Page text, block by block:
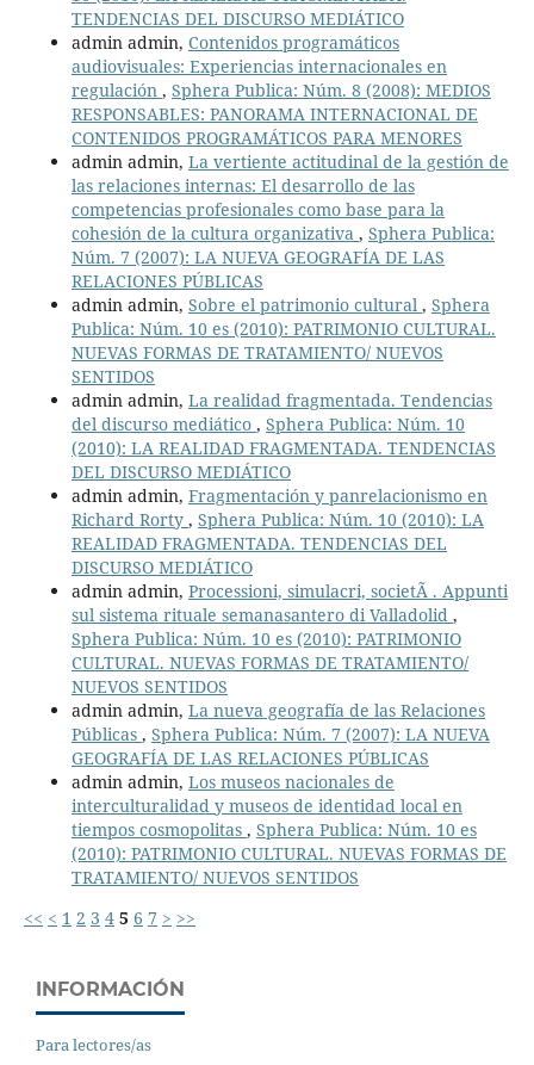
TENDENCIAS DEL DISCURSO MEDIÁTICO
admin admin, Contenidos programáticos
audiovisuales: Experiencias internacionales en
regulación , Sphera Publica: Núm. 8 (2008): MEDIOS
RESPONSABLES: PANORAMA INTERNACIONAL DE
CONTENIDOS PROGRAMÁTICOS PARA MENORES
admin admin, La vertiente actitudinal de la gestión de
las relaciones internas: El desarrollo de las
competencias profesionales como base para la
cohesión de la cultura organizativa , Sphera Publica:
Núm. 7 (2007): LA NUEVA GEOGRAFÍA DE LAS
RELACIONES PÚBLICAS
admin admin, Sobre el patrimonio cultural , Sphera
Publica: Núm. 10 es (2010): PATRIMONIO CULTURAL.
NUEVAS FORMAS DE TRATAMIENTO/ NUEVOS
SENTIDOS
admin admin, La realidad fragmentada. Tendencias
del discurso mediático , Sphera Publica: Núm. 10
(2010): LA REALIDAD FRAGMENTADA. TENDENCIAS
DEL DISCURSO MEDIÁTICO
admin admin, Fragmentación y panrelacionismo en
Richard Rorty , Sphera Publica: Núm. 10 (2010): LA
REALIDAD FRAGMENTADA. TENDENCIAS DEL
DISCURSO MEDIÁTICO
admin admin, Processioni, simulacri, societÃ . Appunti
sul sistema rituale semanasantero di Valladolid ,
Sphera Publica: Núm. 10 es (2010): PATRIMONIO
CULTURAL. NUEVAS FORMAS DE TRATAMIENTO/
NUEVOS SENTIDOS
admin admin, La nueva geografía de las Relaciones
Públicas , Sphera Publica: Núm. 7 (2007): LA NUEVA
GEOGRAFÍA DE LAS RELACIONES PÚBLICAS
admin admin, Los museos nacionales de
interculturalidad y museos de identidad local en
tiempos cosmopolitas , Sphera Publica: Núm. 10 es
(2010): PATRIMONIO CULTURAL. NUEVAS FORMAS DE
TRATAMIENTO/ NUEVOS SENTIDOS
<< < 1 2 3 4 5 6 7 > >>
INFORMACIÓN
Para lectores/as